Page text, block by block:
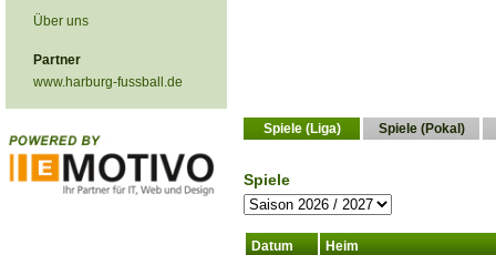
Über uns
Partner
www.harburg-fussball.de
Spiele (Liga) Spiele (Pokal)
Spiele
Datum Heim